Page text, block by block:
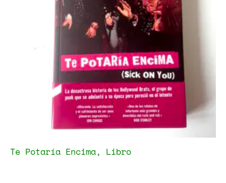
Te Potaría Encima, Libro